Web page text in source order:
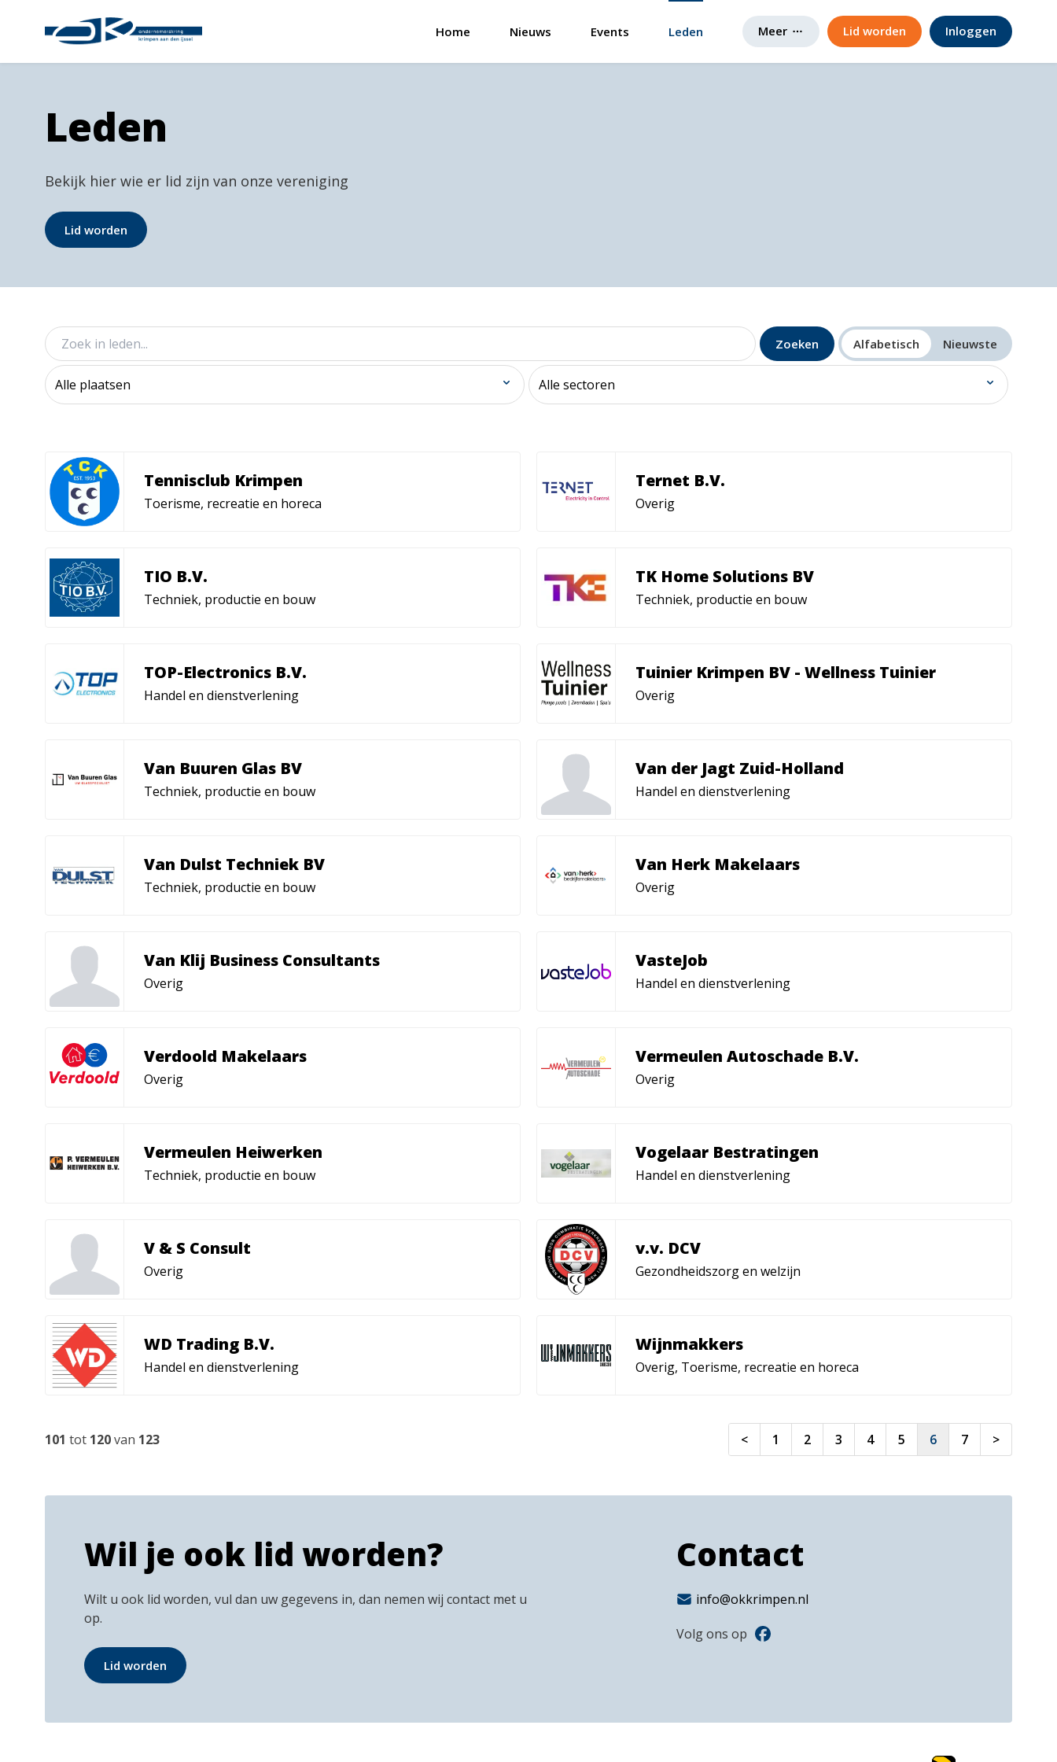
Home Nieuws Events Leden Meer Lid worden Inloggen
Leden
Bekijk hier wie er lid zijn van onze vereniging
Lid worden
Zoeken Alfabetisch Nieuwste
Tennisclub Krimpen
Toerisme, recreatie en horeca
Ternet B.V.
Overig
TIO B.V.
Techniek, productie en bouw
TK Home Solutions BV
Techniek, productie en bouw
TOP-Electronics B.V.
Handel en dienstverlening
Tuinier Krimpen BV - Wellness Tuinier
Overig
Van Buuren Glas BV
Techniek, productie en bouw
Van der Jagt Zuid-Holland
Handel en dienstverlening
Van Dulst Techniek BV
Techniek, productie en bouw
Van Herk Makelaars
Overig
Van Klij Business Consultants
Overig
VasteJob
Handel en dienstverlening
Verdoold Makelaars
Overig
Vermeulen Autoschade B.V.
Overig
Vermeulen Heiwerken
Techniek, productie en bouw
Vogelaar Bestratingen
Handel en dienstverlening
V & S Consult
Overig
v.v. DCV
Gezondheidszorg en welzijn
WD Trading B.V.
Handel en dienstverlening
Wijnmakkers
Overig, Toerisme, recreatie en horeca
101 tot 120van 123 < 1 2 3 4 5 6 7 >
Wil je ook lid worden?
Wilt u ook lid worden, vul dan uw gegevens in, dan nemen wij contact met u
op.
Lid worden
Contact
info@okkrimpen.nl
Volg ons op